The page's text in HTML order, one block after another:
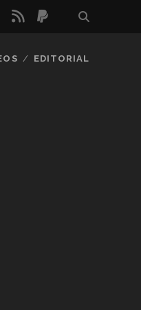
rss paypal
EDITORIAL